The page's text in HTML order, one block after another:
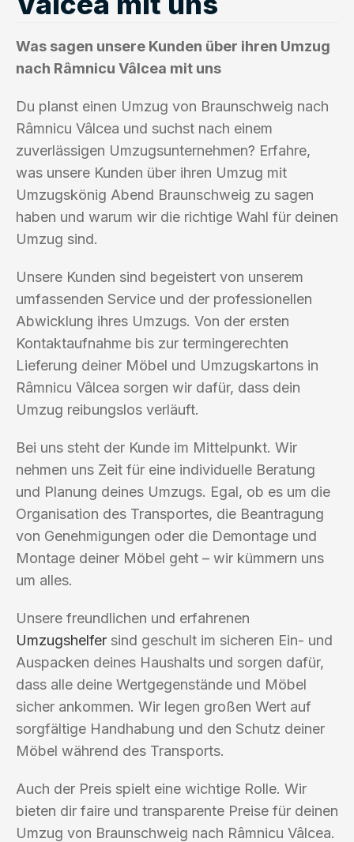
Was sagen unsere Kunden über ihren Umzug
nach Râmnicu Vâlcea mit uns
Du planst einen Umzug von Braunschweig nach
Râmnicu Vâlcea und suchst nach einem
zuverlässigen Umzugsunternehmen? Erfahre,
was unsere Kunden über ihren Umzug mit
Umzugskönig Abend Braunschweig zu sagen
haben und warum wir die richtige Wahl für deinen
Umzug sind.
Unsere Kunden sind begeistert von unserem
umfassenden Service und der professionellen
Abwicklung ihres Umzugs. Von der ersten
Kontaktaufnahme bis zur termingerechten
Lieferung deiner Möbel und Umzugskartons in
Râmnicu Vâlcea sorgen wir dafür, dass dein
Umzug reibungslos verläuft.
Bei uns steht der Kunde im Mittelpunkt. Wir
nehmen uns Zeit für eine individuelle Beratung
und Planung deines Umzugs. Egal, ob es um die
Organisation des Transportes, die Beantragung
von Genehmigungen oder die Demontage und
Montage deiner Möbel geht – wir kümmern uns
um alles.
Unsere freundlichen und erfahrenen
Umzugshelfer sind geschult im sicheren Ein- und
Auspacken deines Haushalts und sorgen dafür,
dass alle deine Wertgegenstände und Möbel
sicher ankommen. Wir legen großen Wert auf
sorgfältige Handhabung und den Schutz deiner
Möbel während des Transports.
Auch der Preis spielt eine wichtige Rolle. Wir
bieten dir faire und transparente Preise für deinen
Umzug von Braunschweig nach Râmnicu Vâlcea.